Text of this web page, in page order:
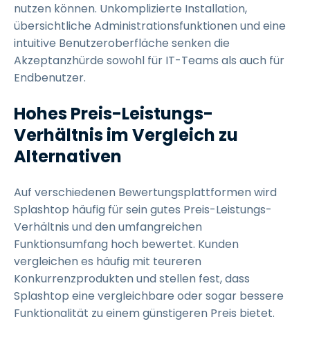
nutzen können. Unkomplizierte Installation,
übersichtliche Administrationsfunktionen und eine
intuitive Benutzeroberfläche senken die
Akzeptanzhürde sowohl für IT-Teams als auch für
Endbenutzer.
Hohes Preis-Leistungs-
Verhältnis im Vergleich zu
Alternativen
Auf verschiedenen Bewertungsplattformen wird
Splashtop häufig für sein gutes Preis-Leistungs-
Verhältnis und den umfangreichen
Funktionsumfang hoch bewertet. Kunden
vergleichen es häufig mit teureren
Konkurrenzprodukten und stellen fest, dass
Splashtop eine vergleichbare oder sogar bessere
Funktionalität zu einem günstigeren Preis bietet.